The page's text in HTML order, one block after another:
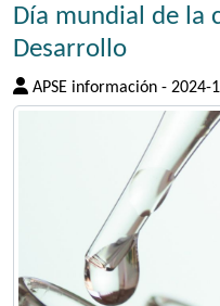
Día mundial de la
Desarrollo
APSE información - 2024-